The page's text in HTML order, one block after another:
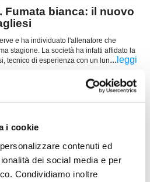
i cookie
contenuti ed
dei social media e per
Condividiamo inoltre
Fumata bianca: il nuovo
e ha individuato l'allenatore che
stagione. La società ha infatti affidato la
tecnico di esperienza con un lun... leggi
nel segno dei